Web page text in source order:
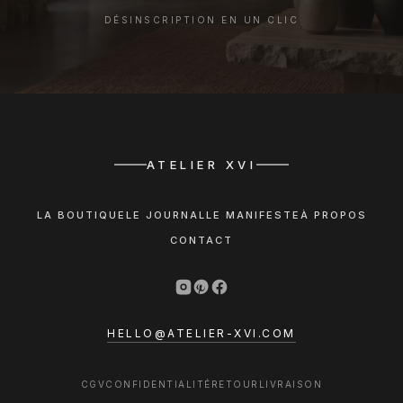
DÉSINSCRIPTION EN UN CLIC
ATELIER XVI
LA BOUTIQUE LE JOURNALLE MANIFESTE À PROPOS
CONTACT
HELLO@ATELIER-XVI.COM
CGVCONFIDENTIALITÉ RETOUR LIVRAISON